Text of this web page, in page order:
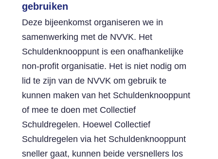
gebruiken
Deze bijeenkomst organiseren we in
samenwerking met de NVVK. Het
Schuldenknooppunt is een onafhankelijke
non-profit organisatie. Het is niet nodig om
lid te zijn van de NVVK om gebruik te
kunnen maken van het Schuldenknooppunt
of mee te doen met Collectief
Schuldregelen. Hoewel Collectief
Schuldregelen via het Schuldenknooppunt
sneller gaat, kunnen beide versnellers los